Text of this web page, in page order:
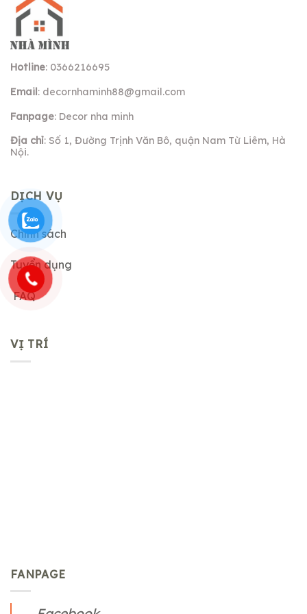
Hotline: 0366216695
Email: decornhaminh88@gmail.com
Fanpage: Decor nha minh
Địa chỉ: Số 1, Đường Trịnh Văn Bô, quận Nam Từ Liêm, Hà
Nội.
DỊCH VỤ
Chính sách
Tuyển dụng
FAQ
VỊ TRÍ
FANPAGE